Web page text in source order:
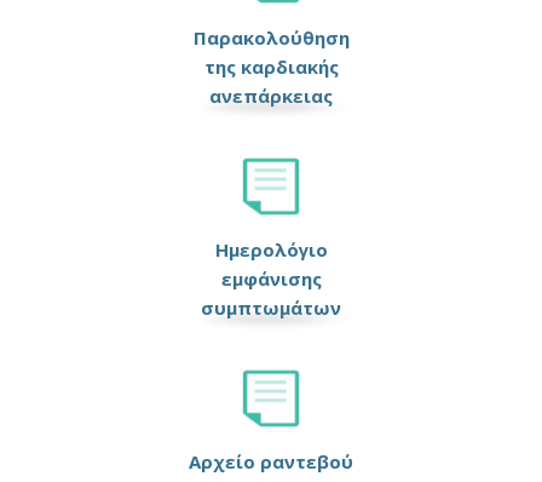
Παρακολούθηση
της καρδιακής
ανεπάρκειας
Ημερολόγιο
εμφάνισης
συμπτωμάτων
Αρχείο ραντεβού